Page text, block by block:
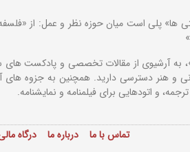
ها» پلی است میان حوزه نظر و عمل: از
به آرشیوی از مقالات تخصصی و پادکست های
و هنر دسترسی دارید. همچنین به جزوه های
و اتودهایی برای فیلمنامه و نمایشنامه.
تماس با ما درباره ما درگاه